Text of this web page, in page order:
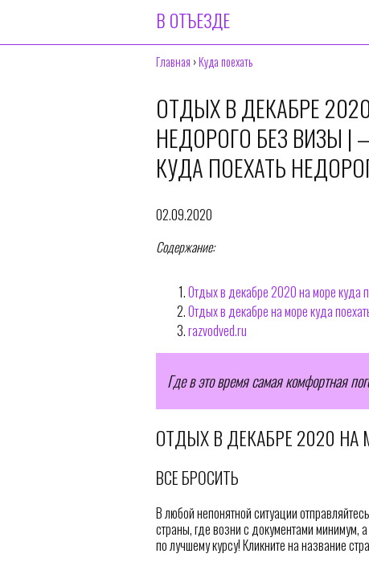
В ОТЪЕЗДЕ
Главная ›Куда поехать
ОТДЫХ В ДЕКАБРЕ
НЕДОРОГО БЕЗ ВИЗЫ |
КУДА ПОЕХАТЬ
02.09.2020
Содержание:
Отдых в декабре 2020 на море куда
Отдых в декабре на море куда
razvodved.ru
Где в это время самая комфортная
ОТДЫХ В ДЕКАБРЕ 2020 НА
ВСЕ БРОСИТЬ
В любой непонятной ситуации
страны, где возни с документами минимум,
по лучшему курсу! Кликните на название